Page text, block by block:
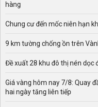
hàng
Chung cư đến mốc niên hạn
9 km tường chống ồn trên
Đề xuất 28 khu đô thị nén dọc
Giá vàng hôm nay 7/8: Quay
hai ngày tăng liên tiếp